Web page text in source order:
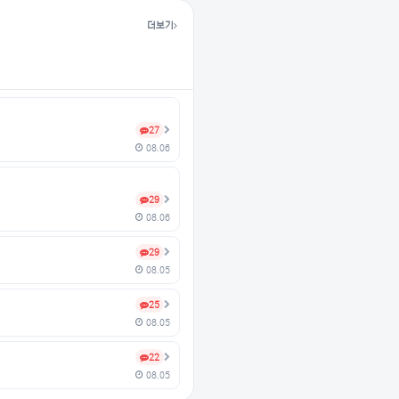
더보기
27
08.06
29
08.06
29
08.05
25
08.05
22
08.05